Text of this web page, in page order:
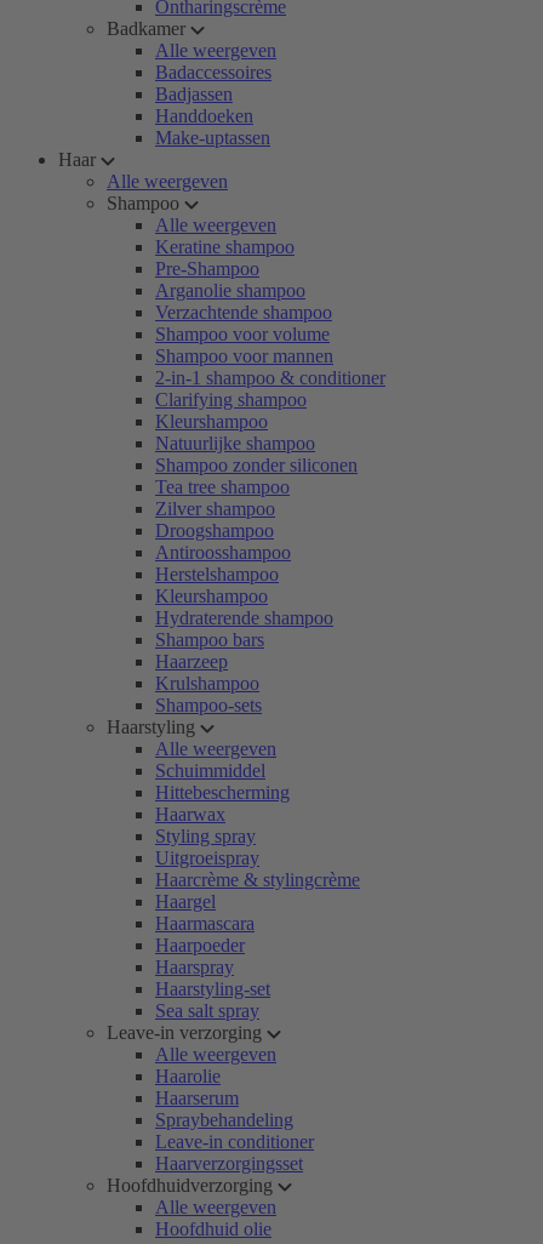
Ontharingscrème
Badkamer
Alle weergeven
Badaccessoires
Badjassen
Handdoeken
Make-uptassen
Haar
Alle weergeven
Shampoo
Alle weergeven
Keratine shampoo
Pre-Shampoo
Arganolie shampoo
Verzachtende shampoo
Shampoo voor volume
Shampoo voor mannen
2-in-1 shampoo & conditioner
Clarifying shampoo
Kleurshampoo
Natuurlijke shampoo
Shampoo zonder siliconen
Tea tree shampoo
Zilver shampoo
Droogshampoo
Antiroosshampoo
Herstelshampoo
Kleurshampoo
Hydraterende shampoo
Shampoo bars
Haarzeep
Krulshampoo
Shampoo-sets
Haarstyling
Alle weergeven
Schuimmiddel
Hittebescherming
Haarwax
Styling spray
Uitgroeispray
Haarcrème & stylingcrème
Haargel
Haarmascara
Haarpoeder
Haarspray
Haarstyling-set
Sea salt spray
Leave-in verzorging
Alle weergeven
Haarolie
Haarserum
Spraybehandeling
Leave-in conditioner
Haarverzorgingsset
Hoofdhuidverzorging
Alle weergeven
Hoofdhuid olie